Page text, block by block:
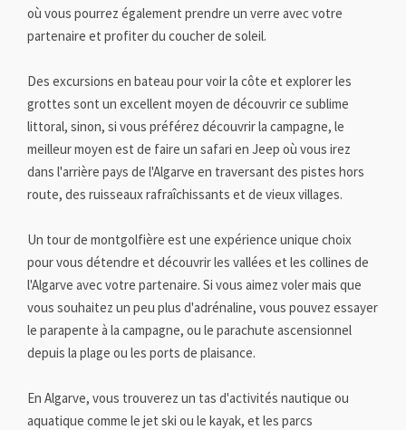
où vous pourrez également prendre un verre avec votre
partenaire et profiter du coucher de soleil.
Des excursions en bateau pour voir la côte et explorer les
grottes sont un excellent moyen de découvrir ce sublime
littoral, sinon, si vous préférez découvrir la campagne, le
meilleur moyen est de faire un safari en Jeep où vous irez
dans l'arrière pays de l'Algarve en traversant des pistes hors
route, des ruisseaux rafraîchissants et de vieux villages.
Un tour de montgolfière est une expérience unique choix
pour vous détendre et découvrir les vallées et les collines de
l'Algarve avec votre partenaire. Si vous aimez voler mais que
vous souhaitez un peu plus d'adrénaline, vous pouvez essayer
le parapente à la campagne, ou le parachute ascensionnel
depuis la plage ou les ports de plaisance.
En Algarve, vous trouverez un tas d'activités nautique ou
aquatique comme le jet ski ou le kayak, et les parcs